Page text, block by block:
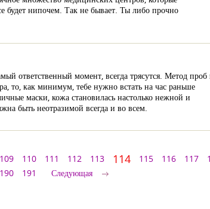
будет нипочем. Так не бывает. Ты либо прочно
ответственный момент, всегда трясутся. Метод проб
то, как минимум, тебе нужно встать на час раньше
маски, кожа становилась настолько нежной и
быть неотразимой всегда и во всем.
109 110 111 112 113 114 115 116 117
190 191 Следующая